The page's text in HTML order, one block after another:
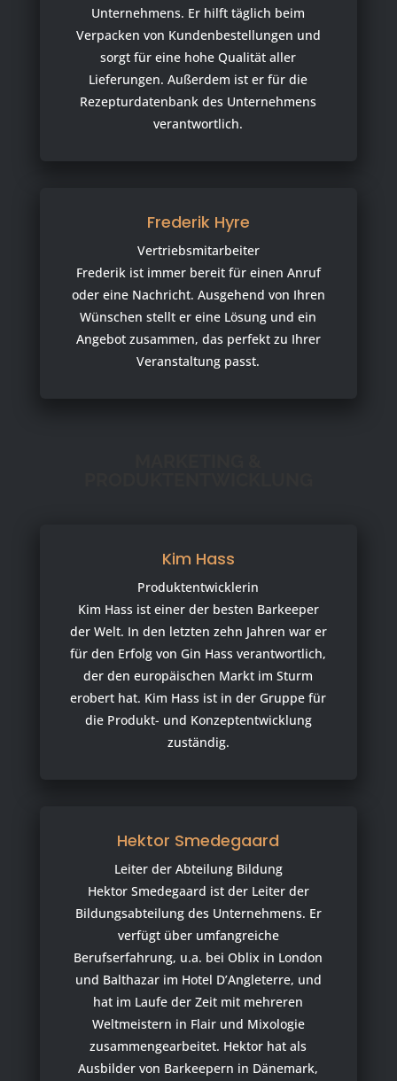
Unternehmens. Er hilft täglich beim
Verpacken von Kundenbestellungen und
sorgt für eine hohe Qualität aller
Lieferungen. Außerdem ist er für die
Rezepturdatenbank des Unternehmens
verantwortlich.
Frederik Hyre
Vertriebsmitarbeiter
Frederik ist immer bereit für einen Anruf
oder eine Nachricht. Ausgehend von Ihren
Wünschen stellt er eine Lösung und ein
Angebot zusammen, das perfekt zu Ihrer
Veranstaltung passt.
Kim Hass
Produktentwicklerin
Kim Hass ist einer der besten Barkeeper
der Welt. In den letzten zehn Jahren war er
für den Erfolg von Gin Hass verantwortlich,
der den europäischen Markt im Sturm
erobert hat. Kim Hass ist in der Gruppe für
die Produkt- und Konzeptentwicklung
zuständig.
Hektor Smedegaard
Leiter der Abteilung Bildung
Hektor Smedegaard ist der Leiter der
Bildungsabteilung des Unternehmens. Er
verfügt über umfangreiche
Berufserfahrung, u.a. bei Oblix in London
und Balthazar im Hotel D’Angleterre, und
hat im Laufe der Zeit mit mehreren
Weltmeistern in Flair und Mixologie
zusammengearbeitet. Hektor hat als
Ausbilder von Barkeepern in Dänemark,